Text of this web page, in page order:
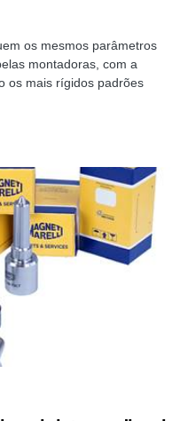
os mesmos parâmetros
montadoras, com a
os mais rígidos padrões